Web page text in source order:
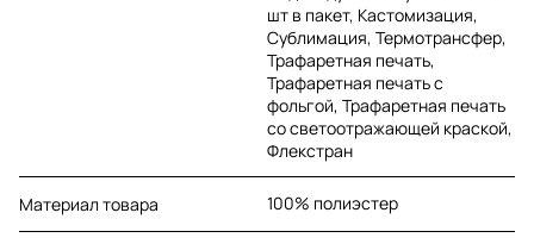
шт в пакет, Кастомизация,
Сублимация, Термотрансфер,
Трафаретная печать,
Трафаретная печать с
фольгой, Трафаретная печать
со светоотражающей краской,
Флекстран
Материал товара 100% полиэстер